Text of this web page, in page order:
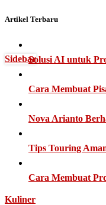
Artikel Terbaru
Solusi AI untuk
Cara Membuat
Nova Arianto
Tips Touring
Cara Membuat
Kuliner
Sidebar